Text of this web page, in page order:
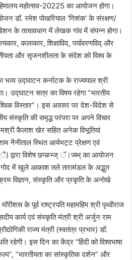
महोत्सव-20225 का आयोजन होगा।
डॉ. रमेश पोखरियाल ‘निशंक’ के संरक्षण/
के तत्वावधान में लेखक गांव में संपन्न होगा।
कलाकार, शिक्षाविद, पर्यावरणविद् और
और सृजनशीलता के संदेश को विश्व के
भव्य उद्घाटन कर्नाटक के राज्यपाल श्री
उद्घाटन सत्र का विषय रहेगा “भारतीय
विस्तार”। इस अवसर पर देश-विदेश से
संस्कृति की समृद्ध परंपरा पर अपने विचार
कैलाश खेर सहित अनेक विभूतियां
नैनीताल स्थित आर्यभट्ट प्रेक्षण एवं
द्वारा विशेष छप्ळभ्ज् ॅ।ज्ब्भ् का आयोजन
गोद में खुले आकाश तले तारामंडल के अद्भुत
विज्ञान, संस्कृति और प्रकृति के अनोखे
के पूर्व राष्ट्रपति महामहिम श्री पृथ्वीराज
कार्य एवं संस्कृति मंत्री श्री अर्जुन राम
राज्य मंत्री (स्वतंत्र प्रभार) डॉ.
रहेगी। इस दिन का केंद्र “हिंदी को विश्वभाषा
“भारतीयता का सांस्कृतिक दर्शन” और